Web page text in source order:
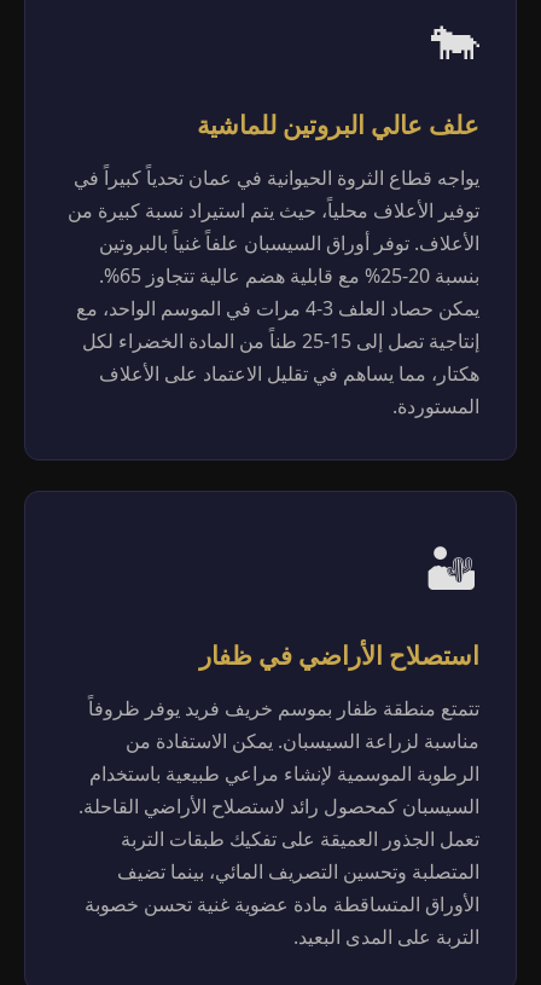
🐄
علف عالي البروتين للماشية
يواجه قطاع الثروة الحيوانية في عمان تحدياً كبيراً في
توفير الأعلاف محلياً، حيث يتم استيراد نسبة كبيرة من
الأعلاف. توفر أوراق السيسبان علفاً غنياً بالبروتين
بنسبة 20-25% مع قابلية هضم عالية تتجاوز 65%.
يمكن حصاد العلف 3-4 مرات في الموسم الواحد، مع
إنتاجية تصل إلى 15-25 طناً من المادة الخضراء لكل
هكتار، مما يساهم في تقليل الاعتماد على الأعلاف
المستوردة.
🏜️
استصلاح الأراضي في ظفار
تتمتع منطقة ظفار بموسم خريف فريد يوفر ظروفاً
مناسبة لزراعة السيسبان. يمكن الاستفادة من
الرطوبة الموسمية لإنشاء مراعي طبيعية باستخدام
السيسبان كمحصول رائد لاستصلاح الأراضي القاحلة.
تعمل الجذور العميقة على تفكيك طبقات التربة
المتصلبة وتحسين التصريف المائي، بينما تضيف
الأوراق المتساقطة مادة عضوية غنية تحسن خصوبة
التربة على المدى البعيد.